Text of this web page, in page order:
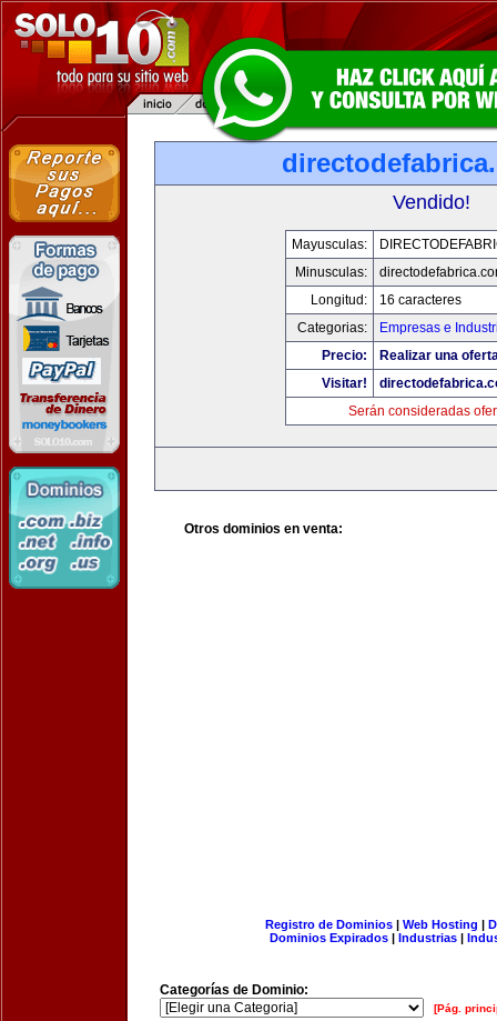
Vendido!
Mayusculas:
Minusculas:
Longitud:
16 caracteres
Categorias:
Empresas e
Precio:
Realizar una
Visitar!
Serán consideradas
Otros dominios en venta:
Registro de Dominios| Web Hosting |
Dominios Expirados | Industrias |
Categorías de Dominio:
[Pág.